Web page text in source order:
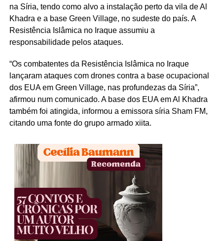
na Síria, tendo como alvo a instalação perto da vila de Al
Khadra e a base Green Village, no sudeste do país. A
Resistência Islâmica no Iraque assumiu a
responsabilidade pelos ataques.
“Os combatentes da Resistência Islâmica no Iraque
lançaram ataques com drones contra a base ocupacional
dos EUA em Green Village, nas profundezas da Síria”,
afirmou num comunicado. A base dos EUA em Al Khadra
também foi atingida, informou a emissora síria Sham FM,
citando uma fonte do grupo armado xiita.